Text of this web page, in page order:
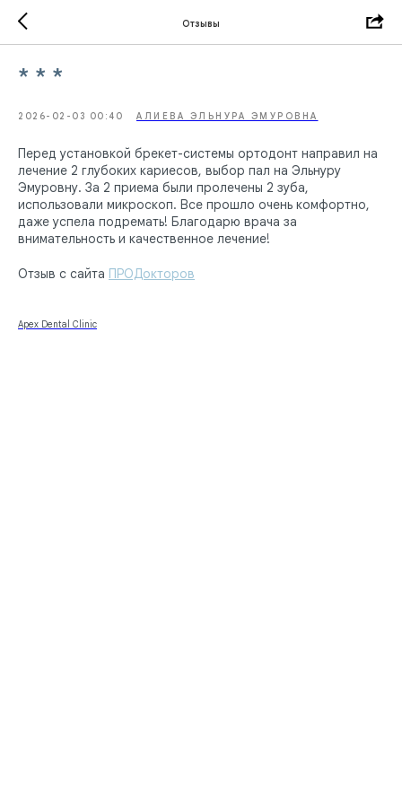
Отзывы
* * *
2026-02-03 00:40 АЛИЕВА ЭЛЬНУРА ЭМУРОВНА
Перед установкой брекет-системы ортодонт направил на
лечение 2 глубоких кариесов​, выбор пал на Эльнуру
Эмуровну. За 2 приема были пролечены 2 зуба,
использовали микроскоп. Все прошло очень комфортно,
даже успела подремать! Благодарю врача за
внимательность и качественное лечение!
Отзыв с сайта ПРОДокторов
Apex Dental Clinic